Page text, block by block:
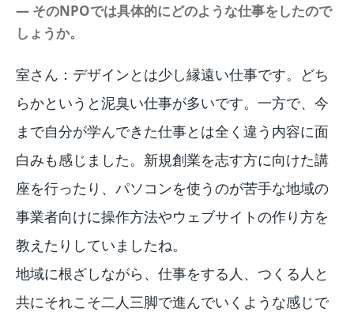
― そのNPOでは具体的にどのような仕事をしたので
しょうか。
室さん：デザインとは少し縁遠い仕事です。どち
らかというと泥臭い仕事が多いです。一方で、今
まで自分が学んできた仕事とは全く違う内容に面
白みも感じました。新規創業を志す方に向けた講
座を行ったり、パソコンを使うのが苦手な地域の
事業者向けに操作方法やウェブサイトの作り方を
教えたりしていましたね。
地域に根ざしながら、仕事をする人、つくる人と
共にそれこそ二人三脚で進んでいくような感じで